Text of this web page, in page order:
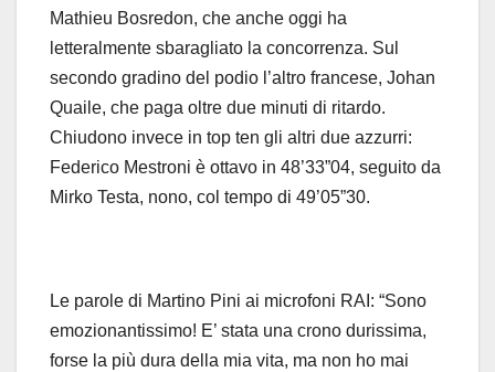
Mathieu Bosredon, che anche oggi ha
letteralmente sbaragliato la concorrenza. Sul
secondo gradino del podio l’altro francese, Johan
Quaile, che paga oltre due minuti di ritardo.
Chiudono invece in top ten gli altri due azzurri:
Federico Mestroni è ottavo in 48’33”04, seguito da
Mirko Testa, nono, col tempo di 49’05”30.
Le parole di Martino Pini ai microfoni RAI: “Sono
emozionantissimo! E’ stata una crono durissima,
forse la più dura della mia vita, ma non ho mai